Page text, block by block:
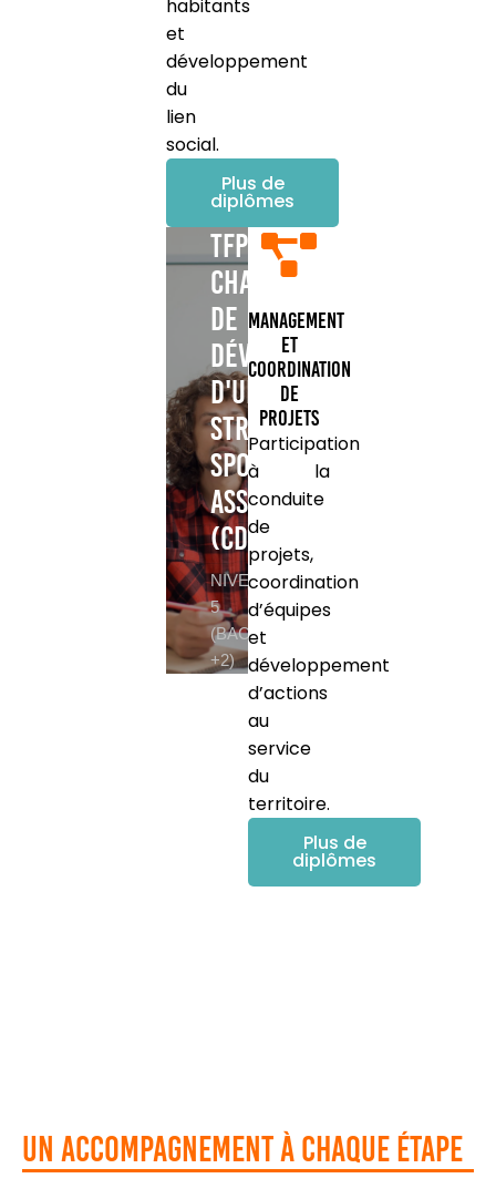
habitants
et
développement
du
lien
social.
Plus de
diplômes
TFP
Chargé
de
développement
d'une
structure
sportive
associative
(CDSSA)
NIVEAU
5
(BAC
+2)
Management
et
coordination
de
projets
Participation
à la
conduite
de
projets,
coordination
d’équipes
et
développement
d’actions
au
service
du
territoire.
Plus de
diplômes
Un accompagnement à chaque étape